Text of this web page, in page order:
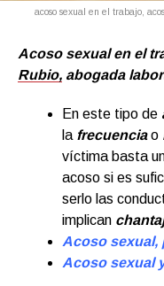
acoso sexual en el trabajo,
Acoso sexual en el
Rubio, abogada
En este tipo de
la frecuenciao
víctima basta
acoso si es
serlo las
implican
Acoso sexual,
Acoso sexual